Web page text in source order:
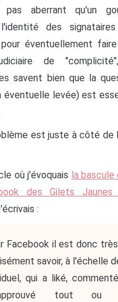
pas aberrant qu'un
des
éventuellement
de
savent bien que la
éventuelle levée) est
est juste à côté de
où j'évoquais la bascule
des Gilets
:
Facebook il est donc
savoir, à l'échelle
qui a liké,
tout ou